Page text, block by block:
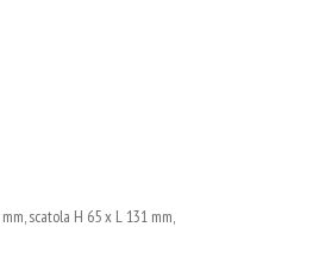
scatola H 65 x L 131 mm,